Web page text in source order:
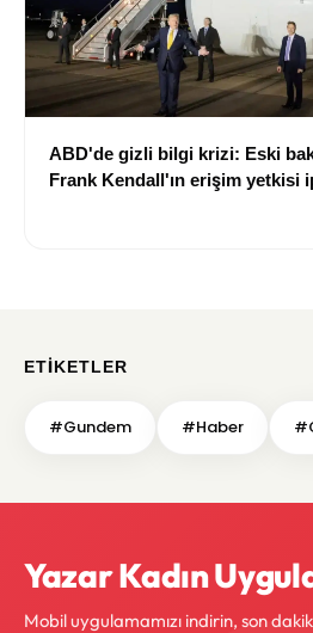
ABD'de gizli bilgi krizi: Eski
Frank Kendall'ın erişim yetkisi
ETIKETLER
#Gundem #Haber
Yazar Kadın
Mobil uygulamamızı indirin, son